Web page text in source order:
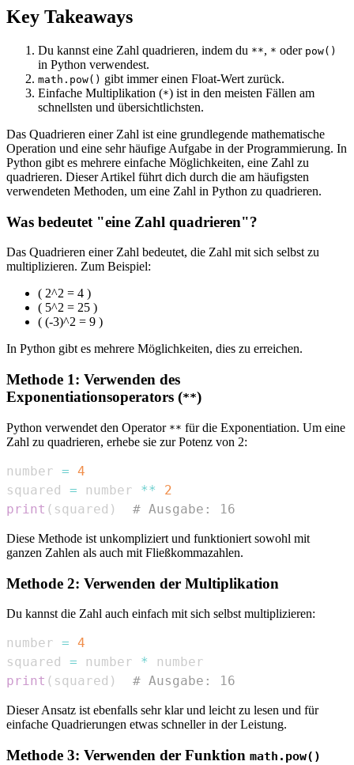
Key Takeaways
Du kannst eine Zahl quadrieren, indem du **, * oder pow()
in Python verwendest.
math.pow() gibt immer einen Float-Wert zurück.
Einfache Multiplikation (*) ist in den meisten Fällen am
schnellsten und übersichtlichsten.
Das Quadrieren einer Zahl ist eine grundlegende mathematische
Operation und eine sehr häufige Aufgabe in der Programmierung. In
Python gibt es mehrere einfache Möglichkeiten, eine Zahl zu
quadrieren. Dieser Artikel führt dich durch die am häufigsten
verwendeten Methoden, um eine Zahl in Python zu quadrieren.
Was bedeutet "eine Zahl quadrieren"?
Das Quadrieren einer Zahl bedeutet, die Zahl mit sich selbst zu
multiplizieren. Zum Beispiel:
( 2^2 = 4 )
( 5^2 = 25 )
( (-3)^2 = 9 )
In Python gibt es mehrere Möglichkeiten, dies zu erreichen.
Methode 1: Verwenden des
Exponentiationsoperators (**)
Python verwendet den Operator ** für die Exponentiation. Um eine
Zahl zu quadrieren, erhebe sie zur Potenz von 2:
number = 4
squared = number **
2
print ( squared ) # Ausgabe: 16
Diese Methode ist unkompliziert und funktioniert sowohl mit
ganzen Zahlen als auch mit Fließkommazahlen.
Methode 2: Verwenden der Multiplikation
Du kannst die Zahl auch einfach mit sich selbst multiplizieren:
number = 4
squared = number *
print ( squared ) # Ausgabe: 16
Dieser Ansatz ist ebenfalls sehr klar und leicht zu lesen und für
einfache Quadrierungen etwas schneller in der Leistung.
Methode 3: Verwenden der Funktion math.pow()